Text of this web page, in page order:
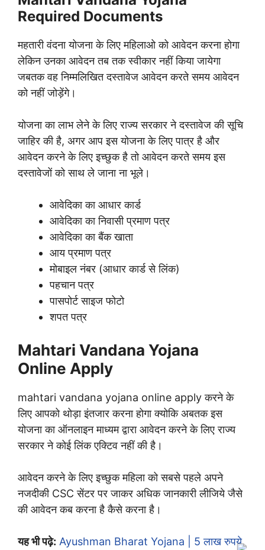
Required Documents
महतारी वंदना योजना के लिए महिलाओ को आवेदन करना होगा
लेकिन उनका आवेदन तब तक स्वीकार नहीं किया जायेगा
जबतक वह निम्मलिखित दस्तावेज आवेदन करते समय आवेदन
को नहीं जोड़ेंगे।
योजना का लाभ लेने के लिए राज्य सरकार ने दस्तावेज की सूचि
जाहिर की है, अगर आप इस योजना के लिए पात्र है और
आवेदन करने के लिए इच्छुक है तो आवेदन करते समय इस
दस्तावेजों को साथ ले जाना ना भूले।
आवेदिका का आधार कार्ड
आवेदिका का निवासी प्रमाण पत्र
आवेदिका का बैंक खाता
आय प्रमाण पत्र
मोबाइल नंबर (आधार कार्ड से लिंक)
पहचान पत्र
पासपोर्ट साइज फोटो
शपत पत्र
Mahtari Vandana Yojana
Online Apply
mahtari vandana yojana online apply करने के
लिए आपको थोड़ा इंतजार करना होगा क्योकि अबतक इस
योजना का ऑनलाइन माध्यम द्वारा आवेदन करने के लिए राज्य
सरकार ने कोई लिंक एक्टिव नहीं की है।
आवेदन करने के लिए इच्छुक महिला को सबसे पहले अपने
नजदीकी CSC सेंटर पर जाकर अधिक जानकारी लीजिये जैसे
की आवेदन कब करना है कैसे करना है।
यह भी पढ़े: Ayushman Bharat Yojana | 5 लाख रुपये